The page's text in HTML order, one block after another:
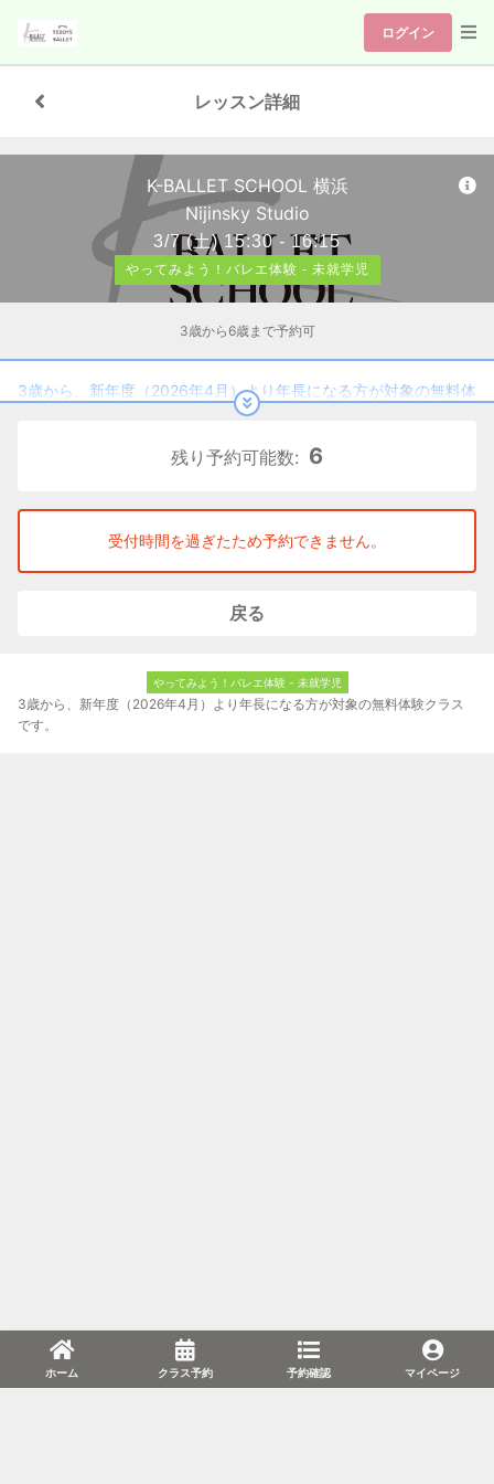
ログイン
レッスン詳細
K-BALLET SCHOOL 横浜
Nijinsky Studio
3/7 (土) 15:30 - 16:15
やってみよう！バレエ体験 - 未就学児
3歳から6歳まで予約可
3歳から、新年度（2026年4月）より年長になる方が対象の無料体
◆「やってみよう！バレエ体験」受講料
2回目以降：未入会の方1回1,000円／ご入会いただいた方は無料
・髪型：ポニーテールなど髪が長い方はまとめてください
・タオル、飲み物
残り予約可能数: 6
受付時間を過ぎたため予約できません。
戻る
やってみよう！バレエ体験 - 未就学児
3歳から、新年度（2026年4月）より年長になる方が対象の無料体験クラス
です。
ホーム クラス予約 予約確認 マイページ